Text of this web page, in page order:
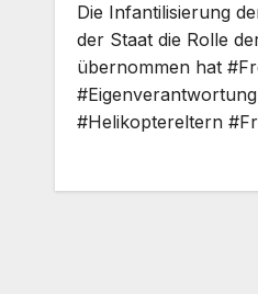
Die Infantilisierung
der Staat die Rolle
übernommen hat
#Helikoptereltern